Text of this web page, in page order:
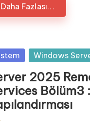
Daha Fazlası...
Windows
2025
Bölüm3